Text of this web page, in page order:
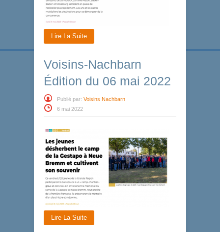
Lire La Suite
Voisins-Nachbarn
Édition du 06 mai 2022
Publié par: Voisins Nachbarn
6 mai 2022
Lire La Suite